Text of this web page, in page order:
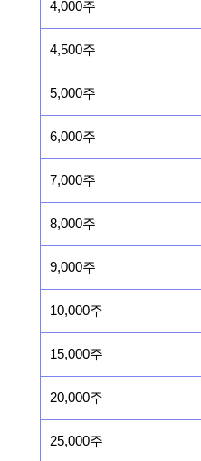
4,000주
4,500주
5,000주
6,000주
7,000주
8,000주
9,000주
10,000주
15,000주
20,000주
25,000주